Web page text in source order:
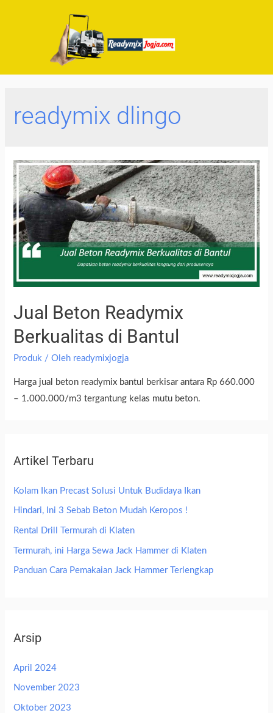
readymix dlingo
Jual Beton Readymix
Berkualitas di Bantul
Produk / Oleh readymixjogja
Harga jual beton readymix bantul berkisar antara Rp 660.000
– 1.000.000/m3 tergantung kelas mutu beton.
Artikel Terbaru
Kolam Ikan Precast Solusi Untuk Budidaya Ikan
Hindari, Ini 3 Sebab Beton Mudah Keropos !
Rental Drill Termurah di Klaten
Termurah, ini Harga Sewa Jack Hammer di Klaten
Panduan Cara Pemakaian Jack Hammer Terlengkap
Arsip
April 2024
November 2023
Oktober 2023